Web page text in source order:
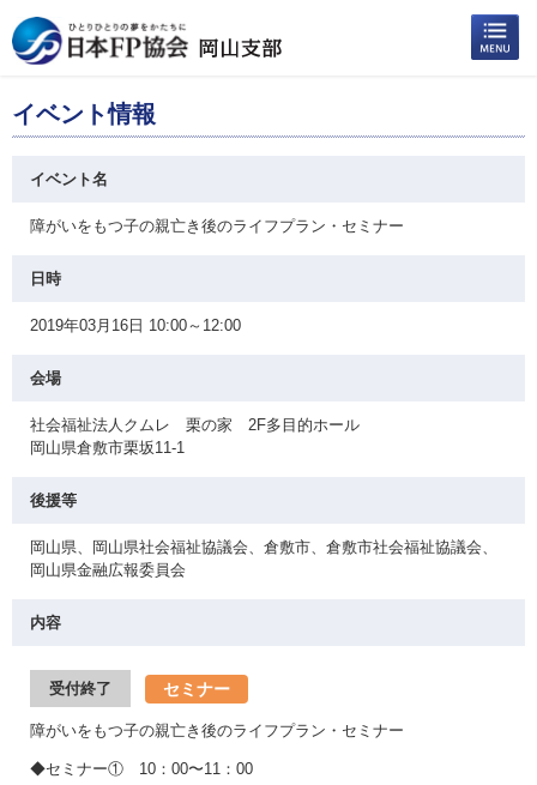
イベント情報
イベント名
障がいをもつ子の親亡き後のライフプラン・セミナー
日時
2019年03月16日 10:00～12:00
会場
社会福祉法人クムレ 栗の家 2F多目的ホール
岡山県倉敷市栗坂11-1
後援等
岡山県、岡山県社会福祉協議会、倉敷市、倉敷市社会福祉協議会、
岡山県金融広報委員会
内容
受付終了 セミナー
障がいをもつ子の親亡き後のライフプラン・セミナー
◆セミナー① 10：00〜11：00